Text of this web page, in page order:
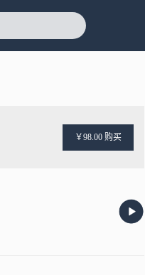
￥98.00 购买